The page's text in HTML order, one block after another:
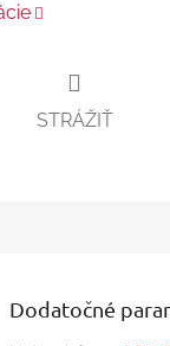
STRÁŽIŤ
Dodatočné